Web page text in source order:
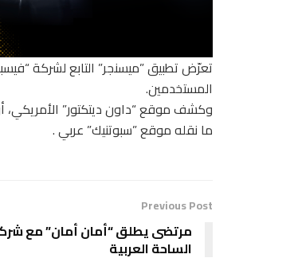
المستخدمين.
وكشف موقع “داون ديتكتور”
ما نقله موقع ”سبوتنيك” عربي .
Previous Post
مرتضى يطلق “أمان أمان” مع
الساحة العربية